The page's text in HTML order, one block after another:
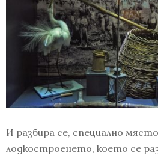
И разбира се, специално
лодкостроенето, което се